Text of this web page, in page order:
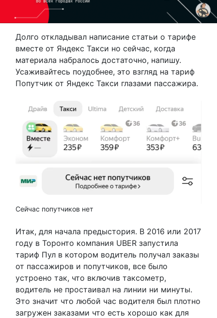
Долго откладывал написание статьи о тарифе
вместе от Яндекс Такси но сейчас, когда
материала набралось достаточно, напишу.
Усаживайтесь поудобнее, это взгляд на тариф
Попутчик от Яндекс Такси глазами пассажира.
Сейчас попутчиков нет
Итак, для начала предыстория. В 2016 или 2017
году в Торонто компания UBER запустила
тариф Пул в котором водитель получал заказы
от пассажиров и попутчиков, все было
устроено так, что включив таксометр,
водитель не простаивал на линии ни минуты.
Это значит что любой час водителя был плотно
загружен заказами что есть хорошо как для